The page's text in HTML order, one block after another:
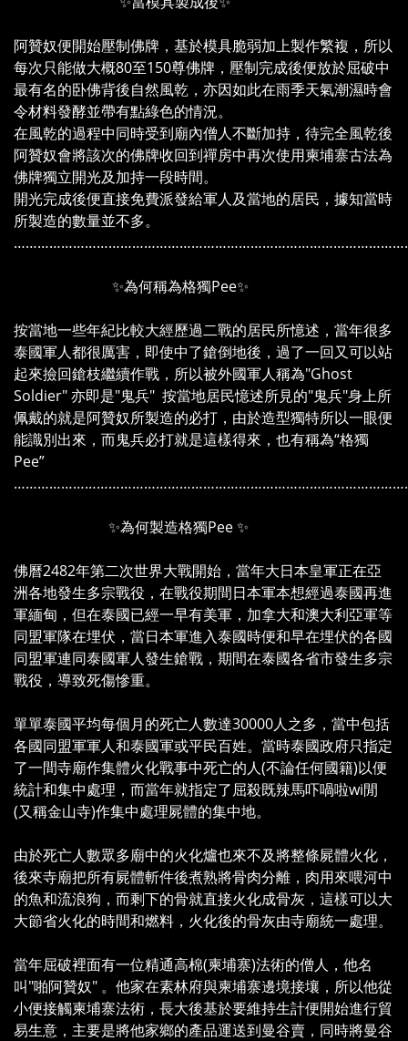
阿贊奴便開始壓制佛牌，基於模具脆弱加上製作繁複，所以
每次只能做大概80至150尊佛牌，壓制完成後便放於屈破中
最有名的卧佛背後自然風乾，亦因如此在雨季天氣潮濕時會
令材料發酵並帶有點綠色的情況。
在風乾的過程中同時受到廟內僧人不斷加持，待完全風乾後
阿贊奴會將該次的佛牌收回到禪房中再次使用柬埔寨古法為
佛牌獨立開光及加持一段時間。
開光完成後便直接免費派發給軍人及當地的居民，據知當時
所製造的數量並不多。
✨為何稱為格獨Pee✨
按當地一些年紀比較大經歷過二戰的居民所憶述，當年很多
泰國軍人都很厲害，即使中了鎗倒地後，過了一回又可以站
起來撿回鎗枝繼續作戰，所以被外國軍人稱為"Ghost
Soldier" 亦即是"鬼兵" 按當地居民憶述所見的"鬼兵"身上所
佩戴的就是阿贊奴所製造的必打，由於造型獨特所以一眼便
能識別出來，而鬼兵必打就是這樣得來，也有稱為“格獨
Pee”
✨為何製造格獨Pee ✨
佛曆2482年第二次世界大戰開始，當年大日本皇軍正在亞
洲各地發生多宗戰役，在戰役期間日本軍本想經過泰國再進
軍緬甸，但在泰國已經一早有美軍，加拿大和澳大利亞軍等
同盟軍隊在埋伏，當日本軍進入泰國時便和早在埋伏的各國
同盟軍連同泰國軍人發生鎗戰，期間在泰國各省市發生多宗
戰役，導致死傷慘重。
單單泰國平均每個月的死亡人數達30000人之多，當中包括
各國同盟軍軍人和泰國軍或平民百姓。當時泰國政府只指定
了一間寺廟作集體火化戰事中死亡的人(不論任何國籍)以便
統計和集中處理，而當年就指定了屈殺既辣馬吓喎啦wi閒
(又稱金山寺)作集中處理屍體的集中地。
由於死亡人數眾多廟中的火化爐也來不及將整條屍體火化，
後來寺廟把所有屍體斬件後煮熟將骨肉分離，肉用來喂河中
的魚和流浪狗，而剩下的骨就直接火化成骨灰，這樣可以大
大節省火化的時間和燃料，火化後的骨灰由寺廟統一處理。
當年屈破裡面有一位精通高棉(柬埔寨)法術的僧人，他名
叫"啪阿贊奴" 。他家在素林府與柬埔寨邊境接壤，所以他從
小便接觸柬埔寨法術，長大後基於要維持生計便開始進行貿
易生意，主要是將他家鄉的產品運送到曼谷賣，同時將曼谷